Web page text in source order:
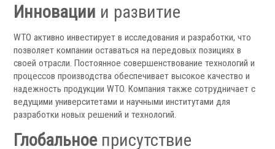
Тефлоновые ленты СОЖ
Рефрактометры СОЖ
Фильтры масляного тумана
Фильтры, расходники и аксессуары
Ротационные соединения
Инновации и развитие
WTO активно инвестирует в исследования и разработки, что
позволяет компании оставаться на передовых позициях в
своей отрасли. Постоянное совершенствование технологий и
процессов производства обеспечивает высокое качество и
надежность продукции WTO. Компания также сотрудничает с
ведущими университетами и научными институтами для
разработки новых решений и технологий.
Глобальное присутствие